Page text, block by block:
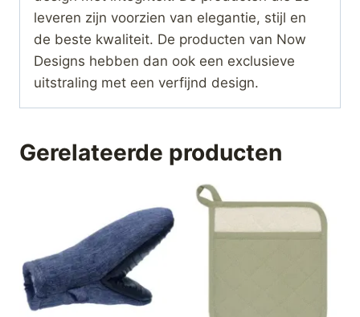
leveren zijn voorzien van elegantie, stijl en
de beste kwaliteit. De producten van Now
Designs hebben dan ook een exclusieve
uitstraling met een verfijnd design.
Gerelateerde producten